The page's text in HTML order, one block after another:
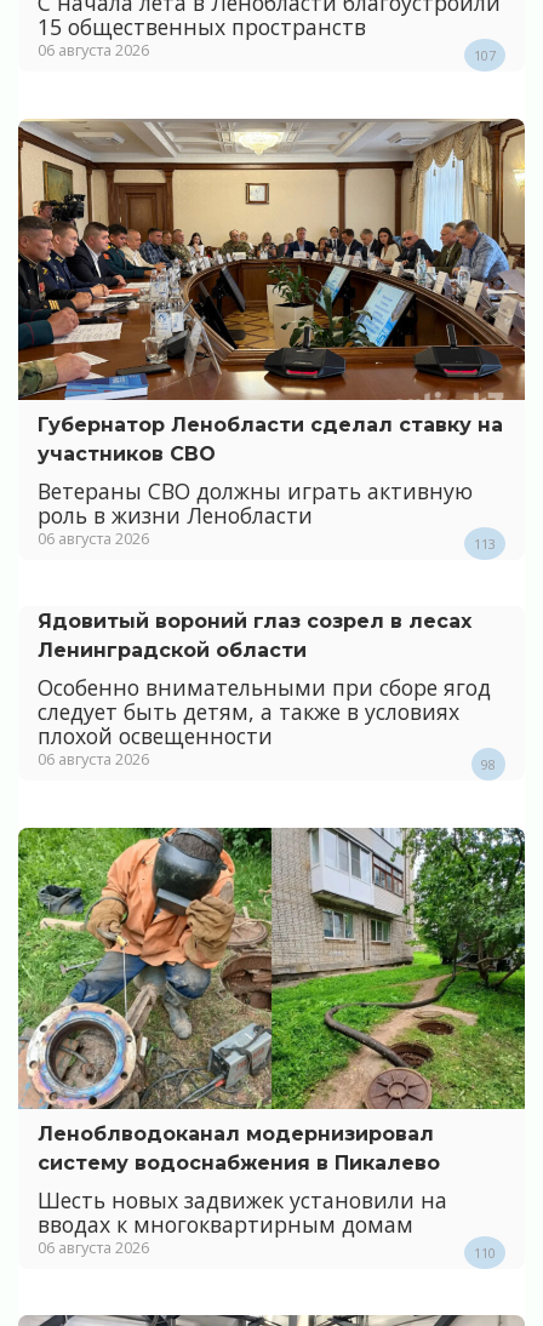
15 общественных пространств
06 августа 2026 107
Губернатор Ленобласти сделал ставку на
участников СВО
Ветераны СВО должны играть активную
роль в жизни Ленобласти
06 августа 2026 113
Ядовитый вороний глаз созрел в лесах
Ленинградской области
Особенно внимательными при сборе ягод
следует быть детям, а также в условиях
плохой освещенности
06 августа 2026 98
Леноблводоканал модернизировал
систему водоснабжения в Пикалево
Шесть новых задвижек установили на
вводах к многоквартирным домам
06 августа 2026 110